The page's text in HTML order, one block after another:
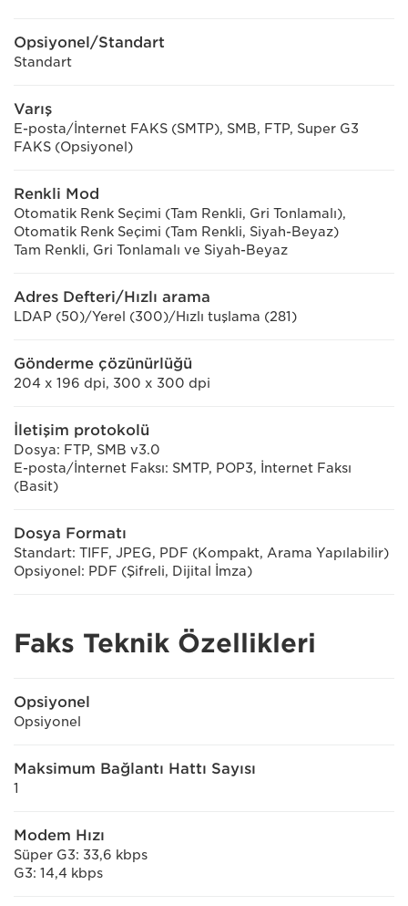
Opsiyonel/Standart
Standart
Varış
E-posta/İnternet FAKS (SMTP), SMB, FTP, Super G3
FAKS (Opsiyonel)
Renkli Mod
Otomatik Renk Seçimi (Tam Renkli, Gri Tonlamalı),
Otomatik Renk Seçimi (Tam Renkli, Siyah-Beyaz)
Tam Renkli, Gri Tonlamalı ve Siyah-Beyaz
Adres Defteri/Hızlı arama
LDAP (50)/Yerel (300)/Hızlı tuşlama (281)
Gönderme çözünürlüğü
204 x 196 dpi, 300 x 300 dpi
İletişim protokolü
Dosya: FTP, SMB v3.0
E-posta/İnternet Faksı: SMTP, POP3, İnternet Faksı
(Basit)
Dosya Formatı
Standart: TIFF, JPEG, PDF (Kompakt, Arama Yapılabilir)
Opsiyonel: PDF (Şifreli, Dijital İmza)
Faks Teknik Özellikleri
Opsiyonel
Opsiyonel
Maksimum Bağlantı Hattı Sayısı
1
Modem Hızı
Süper G3: 33,6 kbps
G3: 14,4 kbps